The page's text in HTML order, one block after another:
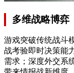
多维战略博弈
游戏突破传统战斗
战考验即时决策能
需求；深度外交系